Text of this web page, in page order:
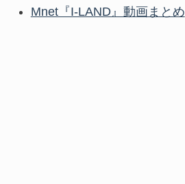
Mnet『I-LAND』動画まとめ